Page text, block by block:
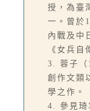
授，為臺
一。曾於
內戰及中
《女兵自
3. 蓉子（
創作文類
學之作。
4. 參見琦